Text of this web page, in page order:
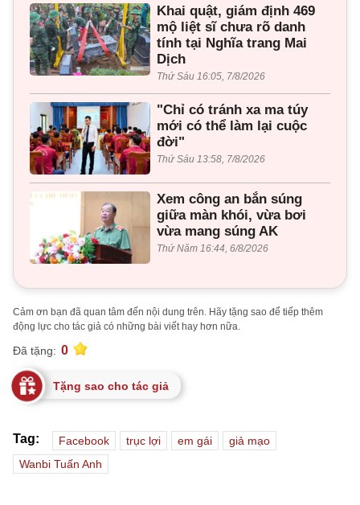
Khai quật, giám định 469
mộ liệt sĩ chưa rõ danh
tính tại Nghĩa trang Mai
Dịch
Thứ Sáu 16:05, 7/8/2026
"Chỉ có tránh xa ma túy
mới có thể làm lại cuộc
đời"
Thứ Sáu 13:58, 7/8/2026
Xem công an bắn súng
giữa màn khói, vừa bơi
vừa mang súng AK
Thứ Năm 16:44, 6/8/2026
Cảm ơn bạn đã quan tâm đến nội dung trên. Hãy tặng sao để tiếp thêm
động lực cho tác giả có những bài viết hay hơn nữa.
Đã tặng: 0
Tặng sao cho tác giả
Tag: Facebook trục lợi em gái
giả mạo
Wanbi Tuấn Anh